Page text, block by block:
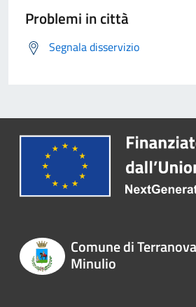
Problemi in città
Segnala disservizio
Comune di
Minulio